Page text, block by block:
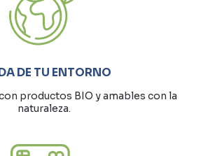
DE TU ENTORNO
productos BIO y amables con la
naturaleza.